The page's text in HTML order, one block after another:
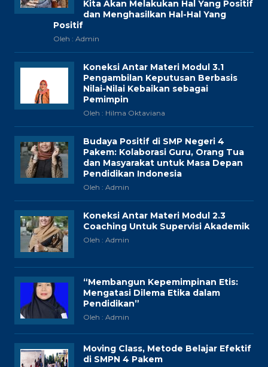
Kita Akan Melakukan Hal Yang Positif
dan Menghasilkan Hal-Hal Yang
Positif
Oleh : Admin
Koneksi Antar Materi Modul 3.1
Pengambilan Keputusan Berbasis
Nilai-Nilai Kebaikan sebagai
Pemimpin
Oleh : Hilma Oktaviana
Budaya Positif di SMP Negeri 4
Pakem: Kolaborasi Guru, Orang Tua
dan Masyarakat untuk Masa Depan
Pendidikan Indonesia
Oleh : Admin
Koneksi Antar Materi Modul 2.3
Coaching Untuk Supervisi Akademik
Oleh : Admin
“Membangun Kepemimpinan Etis:
Mengatasi Dilema Etika dalam
Pendidikan”
Oleh : Admin
Moving Class, Metode Belajar Efektif
di SMPN 4 Pakem